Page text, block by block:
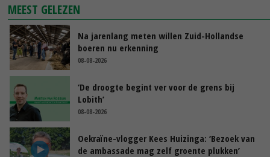
MEEST GELEZEN
Na jarenlang meten willen Zuid-Hollandse
boeren nu erkenning
08-08-2026
‘De droogte begint ver voor de grens bij
Lobith’
08-08-2026
Oekraïne-vlogger Kees Huizinga: ‘Bezoek van
de ambassade mag zelf groente plukken’